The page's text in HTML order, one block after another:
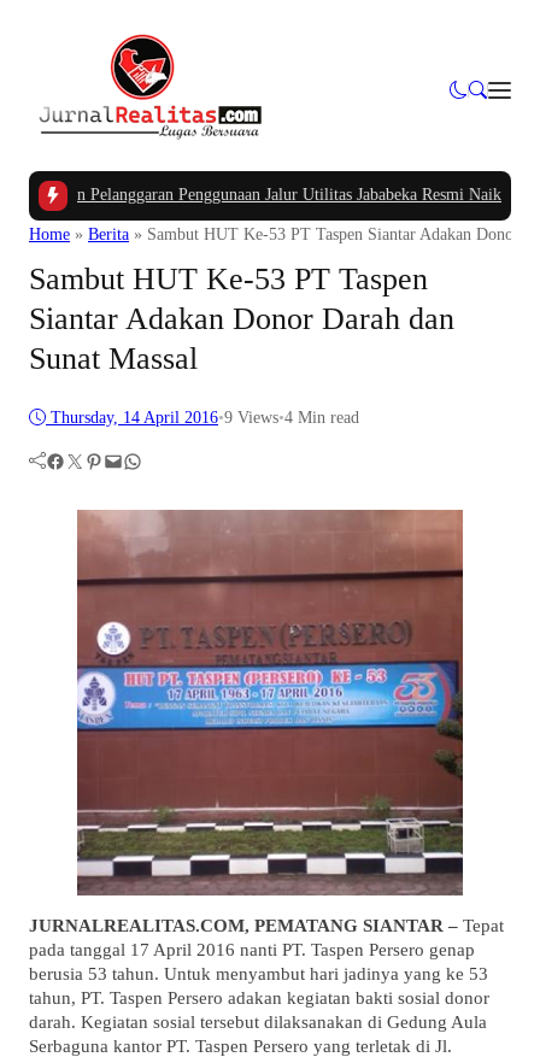
Pelanggaran Penggunaan Jalur Utilitas Jababeka Resmi Naik ke Penyidikan
Home » Berita » Sambut HUT Ke-53 PT Taspen Siantar Adakan Donor
Sambut HUT Ke-53 PT Taspen
Siantar Adakan Donor Darah dan
Sunat Massal
Thursday, 14 April 2016•9 Views•4 Min read
Facebook Twitter Pinterest Mail WhatsApp
JURNALREALITAS.COM, PEMATANG SIANTAR – Tepat
pada tanggal 17 April 2016 nanti PT. Taspen Persero genap
berusia 53 tahun. Untuk menyambut hari jadinya yang ke 53
tahun, PT. Taspen Persero adakan kegiatan bakti sosial donor
darah. Kegiatan sosial tersebut dilaksanakan di Gedung Aula
Serbaguna kantor PT. Taspen Persero yang terletak di Jl.